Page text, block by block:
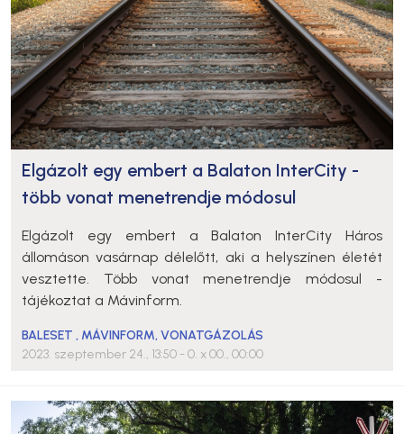
Elgázolt egy embert a Balaton InterCity -
több vonat menetrendje módosul
Elgázolt egy embert a Balaton InterCity Háros
állomáson vasárnap délelőtt, aki a helyszínen életét
vesztette. Több vonat menetrendje módosul -
tájékoztat a Mávinform.
BALESET , MÁVINFORM,VONATGÁZOLÁS
2023. szeptember 24., 13:50 - 0. x 00., 00:00